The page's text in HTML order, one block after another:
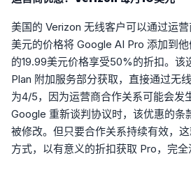
美国的 Verizon 无线客户可以通过运
美元的价格将 Google AI Pro 添加到
的19.99美元价格享受50%的折扣。该
Plan 附加服务部分获取，直接通过无
为4/5，因为运营商合作关系可能会
Google 重新谈判协议时，该优惠的条
被修改。但只要合作关系持续有效，
方式，以有意义的折扣获取 Pro，完全